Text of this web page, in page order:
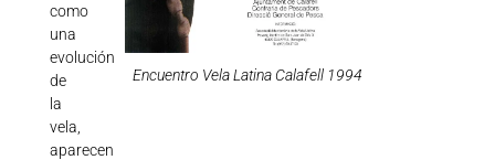
como
una
evolución
de
la
vela,
aparecen
Encuentro Vela Latina Calafell 1994